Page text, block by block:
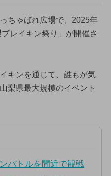
ちゃばれ広場で、2025年
レイキン祭り」が開催さ
キンを通じて、誰もが気
梨県最大規模のイベント
バトルを間近で観戦